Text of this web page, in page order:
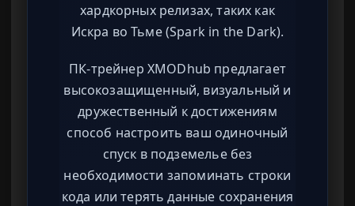
хардкорных релизах, таких как
Искра во Тьме (Spark in the Dark).
ПК-трейнер XMODhub предлагает
высокозащищенный, визуальный и
дружественный к достижениям
способ настроить ваш одиночный
спуск в подземелье без
необходимости запоминать строки
кода или терять данные сохранения